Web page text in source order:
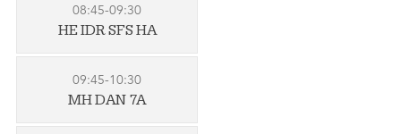
08:45-09:30
HE IDR SFS HA
09:45-10:30
MH DAN 7A